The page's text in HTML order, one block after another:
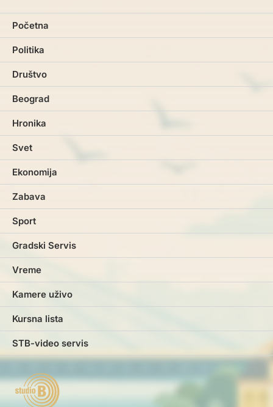
Početna
Politika
Društvo
Beograd
Hronika
Svet
Ekonomija
Zabava
Sport
Gradski Servis
Vreme
Kamere uživo
Kursna lista
STB-video servis